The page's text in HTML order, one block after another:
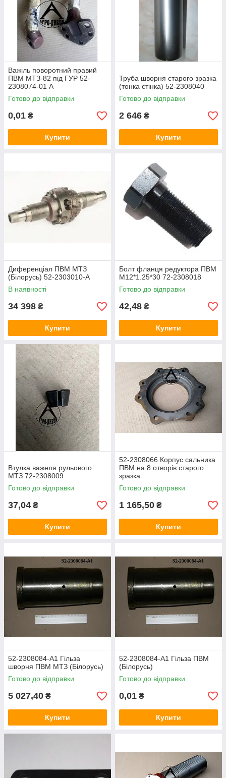
Важіль поворотний правий
ПВМ МТЗ-82 під ГУР 52-
2308074-01 А
Готово до відправки
0,01 ₴
Купити
Труба шворня старого зразка
(тонка стінка) 52-2308040
Готово до відправки
2 646 ₴
Купити
Диференціал ПВМ МТЗ
(Білорусь) 52-2303010-А
В наявності
34 398 ₴
Купити
Болт фланця редуктора ПВМ
М12*1.25*30 72-2308018
Готово до відправки
42,48 ₴
Купити
Втулка важеля рульового
МТЗ 72-2308009
Готово до відправки
37,04 ₴
Купити
52-2308066 Корпус сальника
ПВМ на 8 отворів старого
зразка
Готово до відправки
1 165,50 ₴
Купити
52-2308084-А1 Гільза
шворня ПВМ МТЗ (Білорусь)
Готово до відправки
5 027,40 ₴
Купити
52-2308084-А1 Гільза ПВМ
(Білорусь)
Готово до відправки
0,01 ₴
Купити